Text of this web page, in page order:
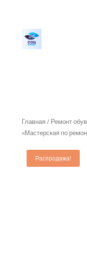
Главная / Ремонт
«Мастерская по
Распродажа!